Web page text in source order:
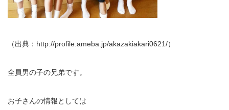
（出典：http://profile.ameba.jp/akazakiakari0621/）
全員男の子の兄弟です。
お子さんの情報としては